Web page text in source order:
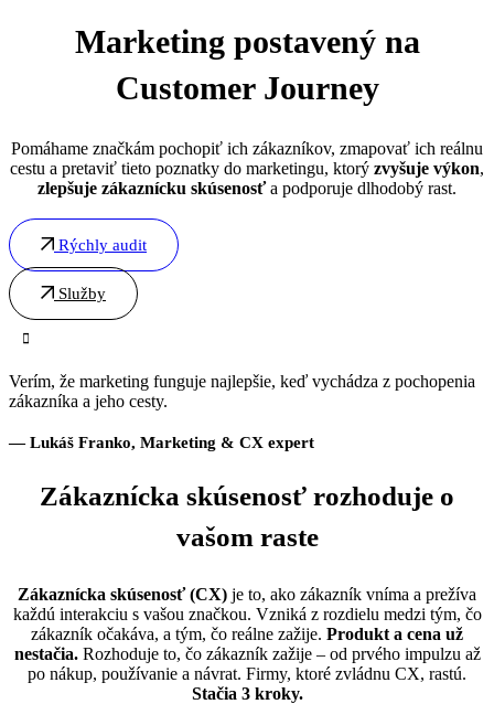
Marketing postavený na
Customer Journey
Pomáhame značkám pochopiť ich zákazníkov, zmapovať ich reálnu
cestu a pretaviť tieto poznatky do marketingu, ktorý zvyšuje výkon,
zlepšuje zákaznícku skúsenosťa podporuje dlhodobý rast.
Rýchly audit
Služby
Verím, že marketing funguje najlepšie, keď vychádza z pochopenia
zákazníka a jeho cesty.
— Lukáš Franko, Marketing & CX expert
Zákaznícka skúsenosť rozhoduje o
vašom raste
Zákaznícka skúsenosť (CX) je to, ako zákazník vníma a prežíva
každú interakciu s vašou značkou. Vzniká z rozdielu medzi tým, čo
zákazník očakáva, a tým, čo reálne zažije. Produkt a cena už
nestačia.Rozhoduje to, čo zákazník zažije – od prvého impulzu až
po nákup, používanie a návrat. Firmy, ktoré zvládnu CX, rastú.
Stačia 3 kroky.